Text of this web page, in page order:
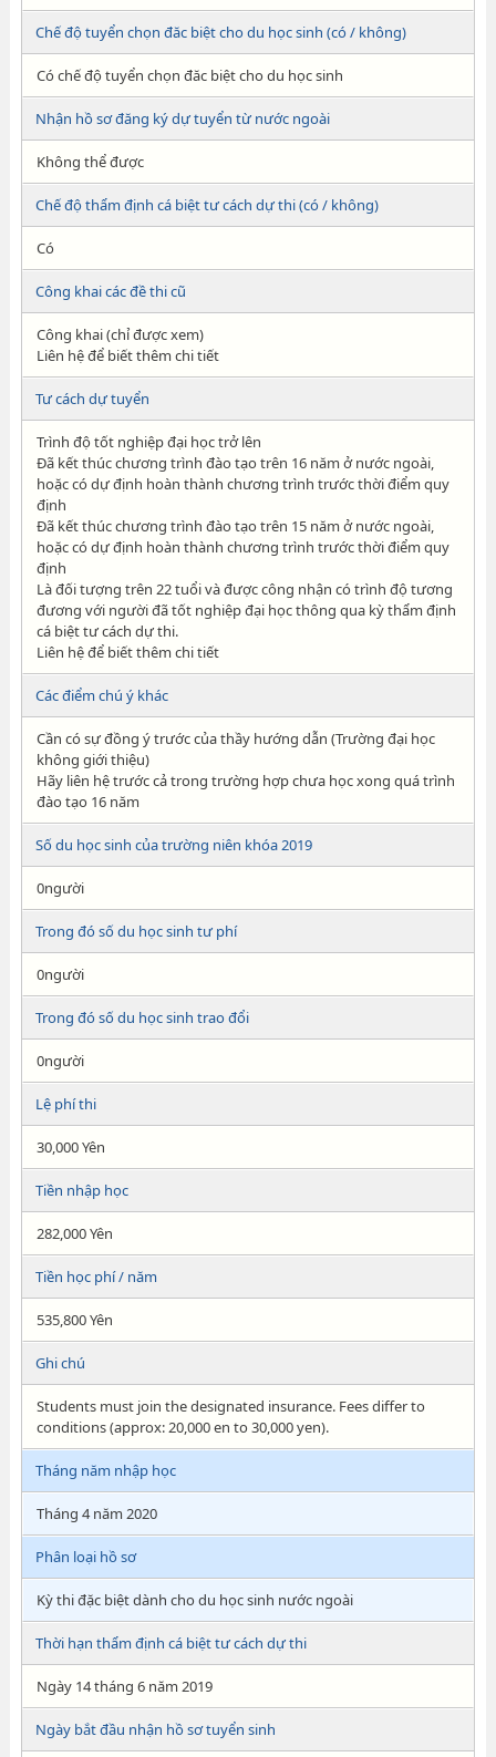
Chế độ tuyển chọn đăc biệt cho du học sinh (có / không)
Có chế độ tuyển chọn đăc biệt cho du học sinh
Nhận hồ sơ đăng ký dự tuyển từ nước ngoài
Không thể được
Chế độ thẩm định cá biệt tư cách dự thi (có / không)
Có
Công khai các đề thi cũ
Công khai (chỉ được xem)
Liên hệ để biết thêm chi tiết
Tư cách dự tuyển
Trình độ tốt nghiệp đại học trở lên
Đã kết thúc chương trình đào tạo trên 16 năm ở nước ngoài,
hoặc có dự định hoàn thành chương trình trước thời điểm quy
định
Đã kết thúc chương trình đào tạo trên 15 năm ở nước ngoài,
hoặc có dự định hoàn thành chương trình trước thời điểm quy
định
Là đối tượng trên 22 tuổi và được công nhận có trình độ tương
đương với người đã tốt nghiệp đại học thông qua kỳ thẩm định
cá biệt tư cách dự thi.
Liên hệ để biết thêm chi tiết
Các điểm chú ý khác
Cần có sự đồng ý trước của thầy hướng dẫn (Trường đại học
không giới thiệu)
Hãy liên hệ trước cả trong trường hợp chưa học xong quá trình
đào tạo 16 năm
Số du học sinh của trường niên khóa 2019
0người
Trong đó số du học sinh tư phí
0người
Trong đó số du học sinh trao đổi
0người
Lệ phí thi
30,000 Yên
Tiền nhập học
282,000 Yên
Tiền học phí / năm
535,800 Yên
Ghi chú
Students must join the designated insurance. Fees differ to
conditions (approx: 20,000 en to 30,000 yen).
Tháng năm nhập học
Tháng 4 năm 2020
Phân loại hồ sơ
Kỳ thi đặc biệt dành cho du học sinh nước ngoài
Thời hạn thẩm định cá biệt tư cách dự thi
Ngày 14 tháng 6 năm 2019
Ngày bắt đầu nhận hồ sơ tuyển sinh